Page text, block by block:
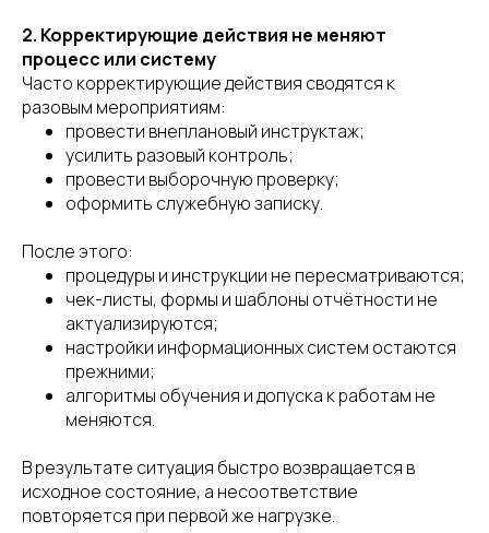
2. Корректирующие действия не меняют
процесс или систему
Часто корректирующие действия сводятся к
разовым мероприятиям:
провести внеплановый инструктаж;
усилить разовый контроль;
провести выборочную проверку;
оформить служебную записку.
После этого:
процедуры и инструкции не пересматриваются;
чек-листы, формы и шаблоны отчётности не
актуализируются;
настройки информационных систем остаются
прежними;
алгоритмы обучения и допуска к работам не
меняются.
В результате ситуация быстро возвращается в
исходное состояние, а несоответствие
повторяется при первой же нагрузке.